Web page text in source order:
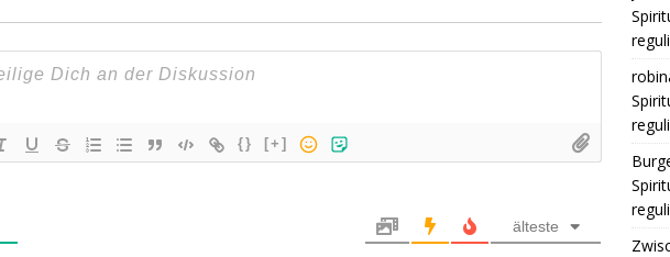
{} [+]
älteste